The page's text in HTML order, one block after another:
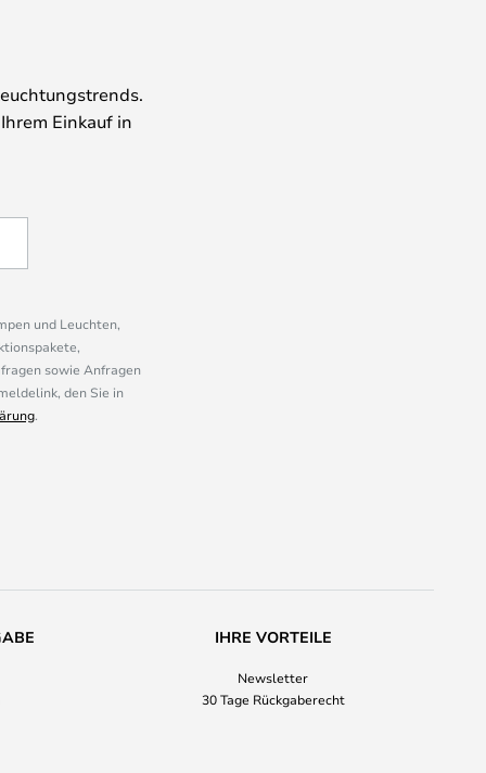
Einkauf in
und Leuchten,
sowie Anfragen
den Sie in
.
IHRE VORTEILE
Newsletter
30 Tage Rückgaberecht